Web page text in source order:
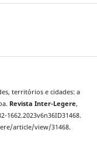
territórios e cidades: a
Revista Inter-Legere,
1662.2023v6n36ID31468.
article/view/31468.